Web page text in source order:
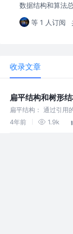
数据结构和算法
等 1 人订阅
收录文章
扁平结构和树形
扁平结构： 通过引用
分类树： 结构中增加
4年前 1.9k